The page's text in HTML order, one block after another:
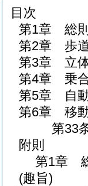
目次
第1章
総
第2章
歩
第3章
立
第4章
乗
第5章
自
第6章
移
第33
附則
第1章
(趣旨)